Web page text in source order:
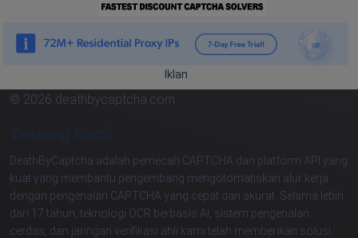
Iklan
© 2026 deathbycaptcha.com
DeathByCaptcha adalah pemecah CAPTCHA dan platform API yang
kuat yang membantu pengembang mengotomatiskan alur kerja
dengan pengenalan CAPTCHA yang cepat dan akurat. Selama lebih
dari 17 tahun, teknologi OCR berbasis AI, sistem pengenalan
cerdas, dan jaringan verifikasi ahli kami telah memberikan solusi